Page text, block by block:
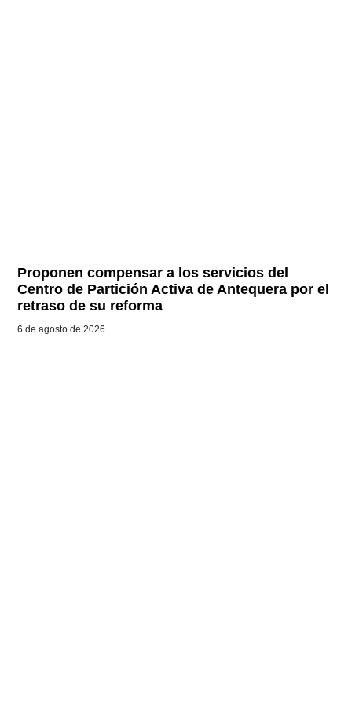
Proponen compensar a los servicios del
Centro de Partición Activa de Antequera por el
retraso de su reforma
6 de agosto de 2026